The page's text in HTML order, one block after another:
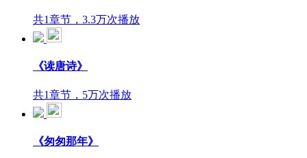
共1章节，3.3万次播放
《读唐诗》
共1章节，5万次播放
《匆匆那年》